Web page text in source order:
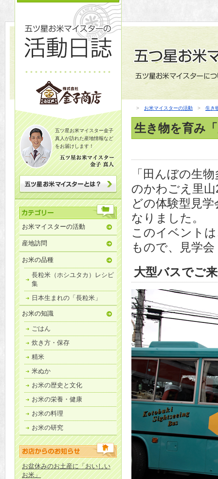
五ツ星お米マイスター金子
真人が訪れた産地情報など
をお届けします！
お米マイスターの活動
産地訪問
お米の品種
長粒米（ホシユタカ）レシピ
集
日本生まれの「長粒米」
お米の知識
ごはん
炊き方・保存
精米
米ぬか
お米の歴史と文化
お米の栄養・健康
お米の料理
お米の研究
お盆休みのお土産に「おいしい
お米」
> お米マイスターの活動 > 生き
生き物を育み
「田んぼの生
のかわごえ里
どの体験型見
なりました。
このイベント
もので、見学
大型バスでご